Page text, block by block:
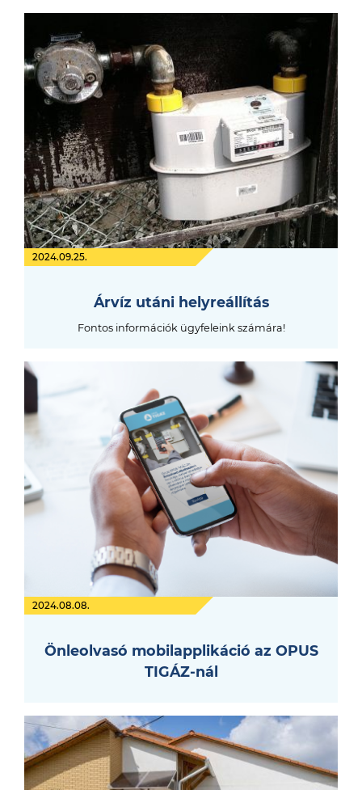
2024.09.25.
Árvíz utáni helyreállítás
Fontos információk ügyfeleink számára!
2024.08.08.
Önleolvasó mobilapplikáció az OPUS
TIGÁZ-nál